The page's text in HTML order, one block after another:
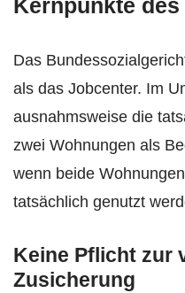
Kernpunkte
Das
als das Jobcenter. Im
ausnahmsweise die
zwei Wohnungen als
wenn beide
tatsächlich genutzt
Keine Pflicht zur
Zusicherung